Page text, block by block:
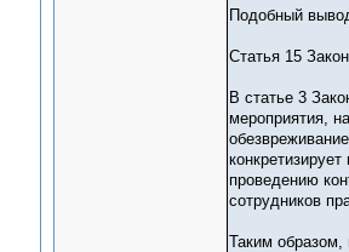
Подобный
Статья 15
В статье 3
мероприятия,
проведению
сотрудников
Таким образом,